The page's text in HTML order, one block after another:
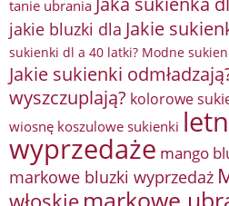
tanie ubrania
jakie bluzki dla Jakie
sukienki dl a 40 latki? Modne
Jakie sukienki
wyszczuplają? kolorowe
wiosnę koszulowe sukienki
wyprzedaże mango
markowe bluzki wyprzedaż
włoskie markowe